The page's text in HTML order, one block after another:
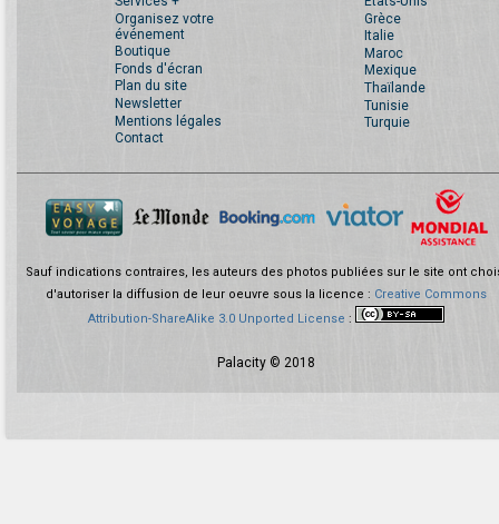
Organisez votre
événement
Boutique
Fonds d'écran
Plan du site
Newsletter
Mentions légales
Contact
Grèce
Italie
Maroc
Mexique
Thaïlande
Tunisie
Turquie
Sauf indications contraires, les auteurs des photos publiées sur le site ont
d'autoriser la diffusion de leur oeuvre sous la licence : Creative Commons
Attribution-ShareAlike 3.0 Unported License :
Palacity © 2018